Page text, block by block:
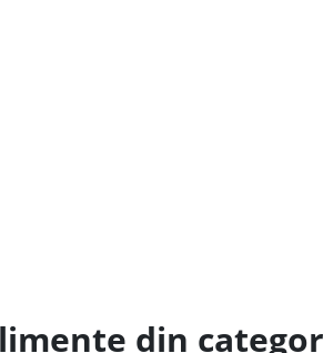
din